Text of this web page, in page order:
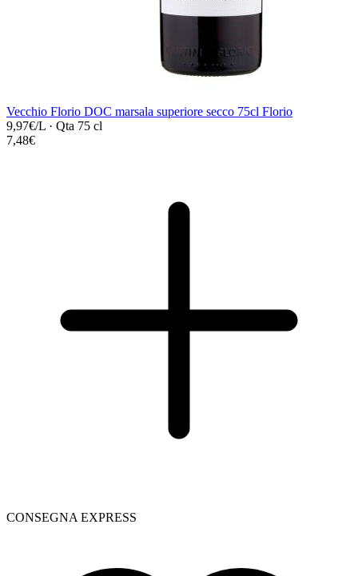
Vecchio Florio DOC marsala superiore secco 75cl Florio
9,97€/L · Qta 75 cl
7,48€
CONSEGNA EXPRESS